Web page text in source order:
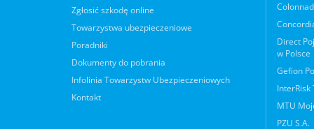
Zgłosić szkodę online
Towarzystwa ubezpieczeniowe
Poradniki
Dokumenty do pobrania
Infolinia Towarzystw Ubezpieczeniowych
Kontakt
Direct
w Polsce
Gefion
InterRisk
MTU
PZU S.A.